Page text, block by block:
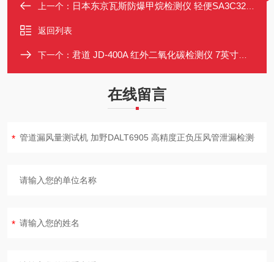
上一个： 日本东京瓦斯防爆甲烷检测仪 轻便SA3C32A（已停产，替代款请详询）
返回列表
下一个： 君道 JD-400A 红外二氧化碳检测仪 7英寸安卓系统 内置泵
在线留言